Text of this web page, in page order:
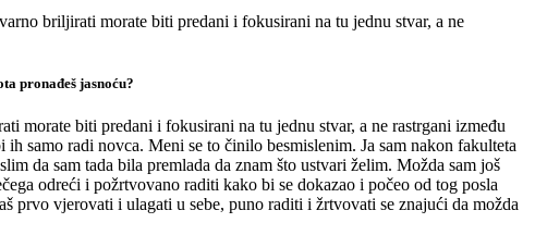
briljirati morate biti predani i fokusirani na tu jednu stvar, a ne
pronađeš jasnoću?
morate biti predani i fokusirani na tu jednu stvar, a ne rastrgani između
samo radi novca. Meni se to činilo besmislenim. Ja sam nakon fakulteta
da sam tada bila premlada da znam što ustvari želim. Možda sam još
odreći i požrtvovano raditi kako bi se dokazao i počeo od tog posla
prvo vjerovati i ulagati u sebe, puno raditi i žrtvovati se znajući da možda